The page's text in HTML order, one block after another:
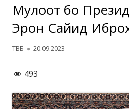
Мулоқот бо
Эрон Сайид
Автор
ТВБ Опубликовано
20.09.2023
493